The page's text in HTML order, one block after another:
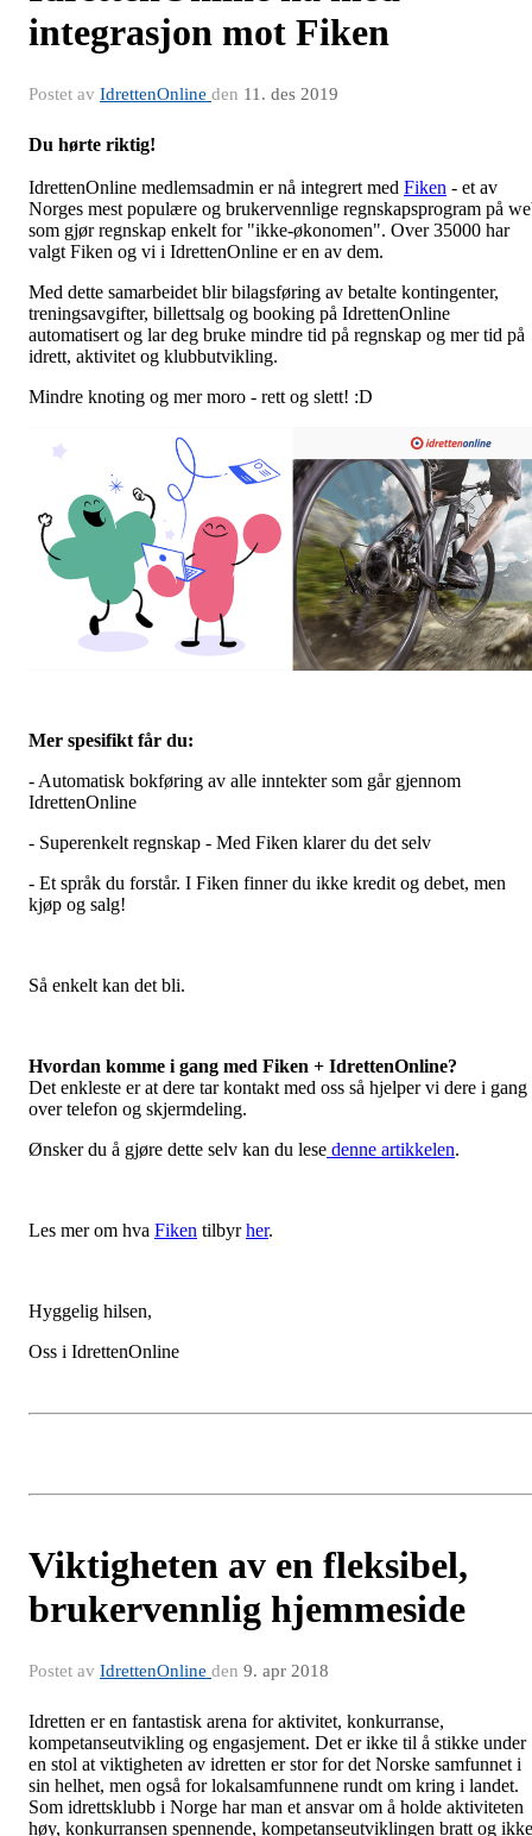
integrasjon mot Fiken
Postet av IdrettenOnline den 11. des 2019
Du hørte riktig!
IdrettenOnline medlemsadmin er nå integrert med Fiken - et av
Norges mest populære og brukervennlige regnskapsprogram på
som gjør regnskap enkelt for "ikke-økonomen". Over 35000 har
valgt Fiken og vi i IdrettenOnline er en av dem.
Med dette samarbeidet blir bilagsføring av betalte kontingenter,
treningsavgifter, billettsalg og booking på IdrettenOnline
automatisert og lar deg bruke mindre tid på regnskap og mer tid på
idrett, aktivitet og klubbutvikling.
Mindre knoting og mer moro - rett og slett! :D
Mer spesifikt får du:
- Automatisk bokføring av alle inntekter som går gjennom
IdrettenOnline
- Superenkelt regnskap - Med Fiken klarer du det selv
- Et språk du forstår. I Fiken finner du ikke kredit og debet, men
kjøp og salg!
Så enkelt kan det bli.
Hvordan komme i gang med Fiken + IdrettenOnline?
Det enkleste er at dere tar kontakt med oss så hjelper vi dere i gang
over telefon og skjermdeling.
Ønsker du å gjøre dette selv kan du lese denne artikkelen.
Les mer om hva Fiken tilbyrher.
Hyggelig hilsen,
Oss i IdrettenOnline
Viktigheten av en fleksibel,
brukervennlig hjemmeside
Postet av IdrettenOnline den 9. apr 2018
Idretten er en fantastisk arena for aktivitet, konkurranse,
kompetanseutvikling og engasjement. Det er ikke til å stikke under
en stol at viktigheten av idretten er stor for det Norske samfunnet i
sin helhet, men også for lokalsamfunnene rundt om kring i landet.
Som idrettsklubb i Norge har man et ansvar om å holde aktiviteten
høy, konkurransen spennende, kompetanseutviklingen bratt og ikke